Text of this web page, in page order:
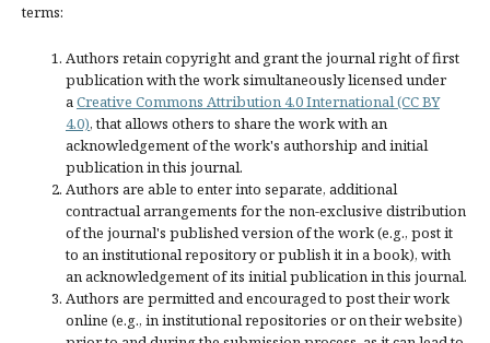
terms:
Authors retain copyright and grant the journal right of first
publication with the work simultaneously licensed under
aCreative Commons Attribution 4.0 International (CC BY
4.0), that allows others to share the work with an
acknowledgement of the work's authorship and initial
publication in this journal.
Authors are able to enter into separate, additional
contractual arrangements for the non-exclusive distribution
of the journal's published version of the work (e.g., post it
to an institutional repository or publish it in a book), with
an acknowledgement of its initial publication in this journal.
Authors are permitted and encouraged to post their work
online (e.g., in institutional repositories or on their website)